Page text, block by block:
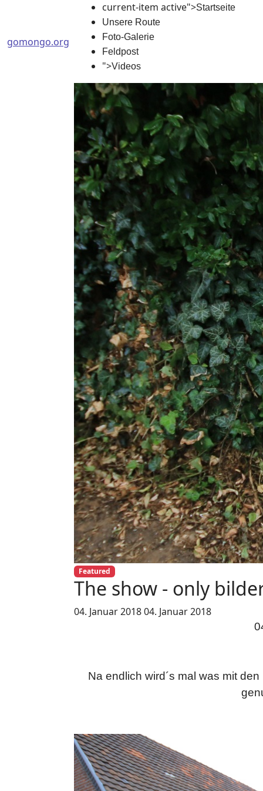
gomongo.org
current-item active">Startseite
Unsere Route
Foto-Galerie
Feldpost
">Videos
Featured
The show - only
04. Januar 201804. Januar 2018
Na endlich wird´s mal was mit